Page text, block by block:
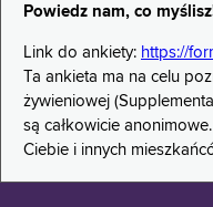
Powiedz nam, co
Link do ankiety: https://
Ta ankieta ma na celu
żywieniowej
są całkowicie
Ciebie i innych